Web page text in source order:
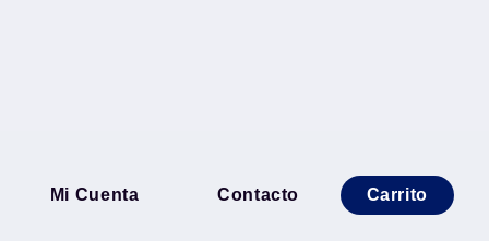
Mi Cuenta Contacto Carrito
HP PB G1iR con IA 14